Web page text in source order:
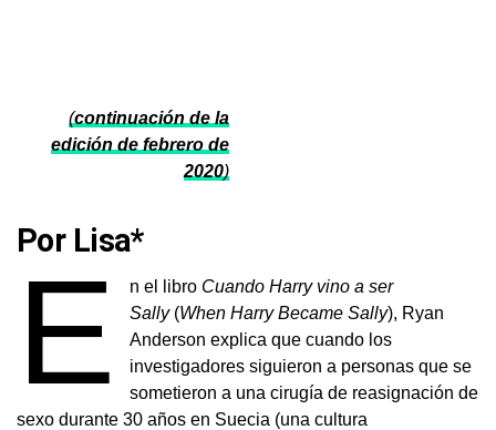
(continuación de la
edición de febrero de
2020)
Por Lisa*
E n el libro Cuando Harry vino a ser
Sally(When Harry Became Sally), Ryan
Anderson explica que cuando los
investigadores siguieron a personas que se
sometieron a una cirugía de reasignación de
sexo durante 30 años en Suecia (una cultura